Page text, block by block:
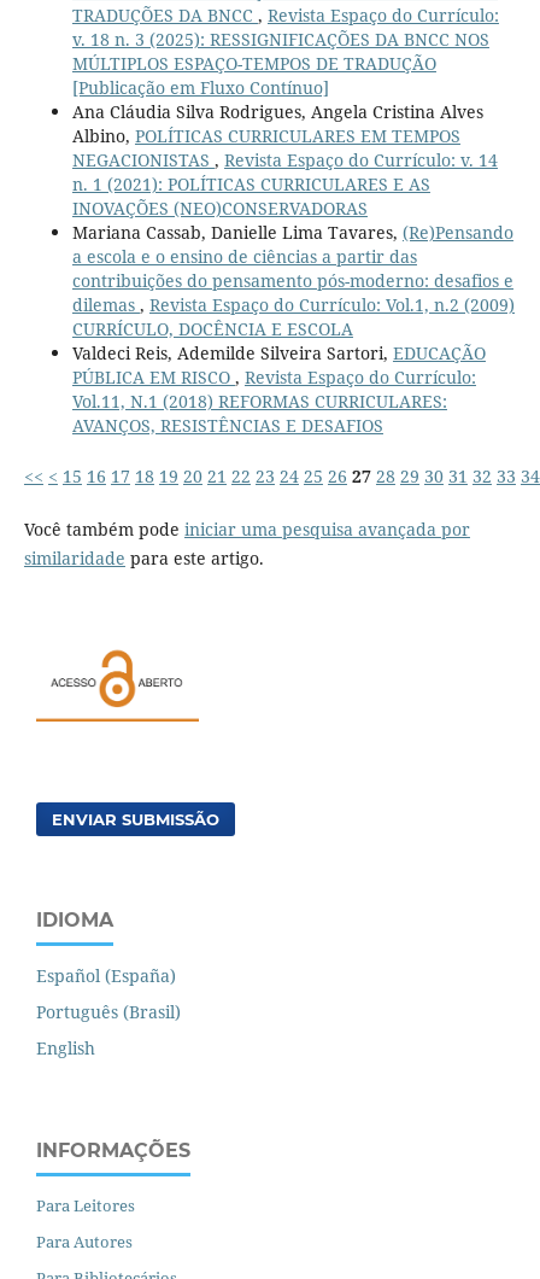
TRADUÇÕES DA BNCC , Revista Espaço do Currículo:
v. 18 n. 3 (2025): RESSIGNIFICAÇÕES DA BNCC NOS
MÚLTIPLOS ESPAÇO-TEMPOS DE TRADUÇÃO
[Publicação em Fluxo Contínuo]
Ana Cláudia Silva Rodrigues, Angela Cristina Alves
Albino, POLÍTICAS CURRICULARES EM TEMPOS
NEGACIONISTAS , Revista Espaço do Currículo: v. 14
n. 1 (2021): POLÍTICAS CURRICULARES E AS
INOVAÇÕES (NEO)CONSERVADORAS
Mariana Cassab, Danielle Lima Tavares, (Re)Pensando
a escola e o ensino de ciências a partir das
contribuições do pensamento pós-moderno: desafios e
dilemas , Revista Espaço do Currículo: Vol.1, n.2 (2009)
CURRÍCULO, DOCÊNCIA E ESCOLA
Valdeci Reis, Ademilde Silveira Sartori, EDUCAÇÃO
PÚBLICA EM RISCO , Revista Espaço do Currículo:
Vol.11, N.1 (2018) REFORMAS CURRICULARES:
AVANÇOS, RESISTÊNCIAS E DESAFIOS
<< < 15 16 17 18 19 20 21 22 23 24 25 26 27 28 29 30 31 32 33 34
Você também pode iniciar uma pesquisa avançada por
similaridade para este artigo.
ENVIAR SUBMISSÃO
IDIOMA
Español (España)
Português (Brasil)
English
INFORMAÇÕES
Para Leitores
Para Autores